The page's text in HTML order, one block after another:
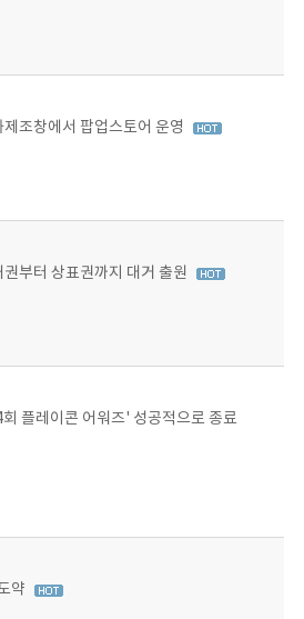
조창에서 팝업스토어 운영
부터 상표권까지 대거 출원
플레이콘 어워즈' 성공적으로 종료
약